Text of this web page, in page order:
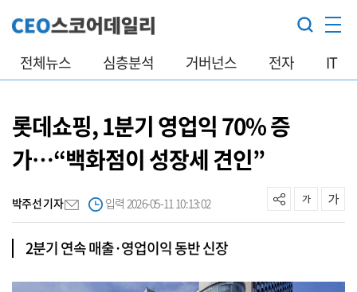
전체뉴스 심층분석 거버넌스 전자 IT
롯데쇼핑, 1분기 영업익 70% 증
가…“백화점이 성장세 견인”
박주선 기자 입력 2026-05-11 10:13:02
2분기 연속 매출·영업이익 동반 신장